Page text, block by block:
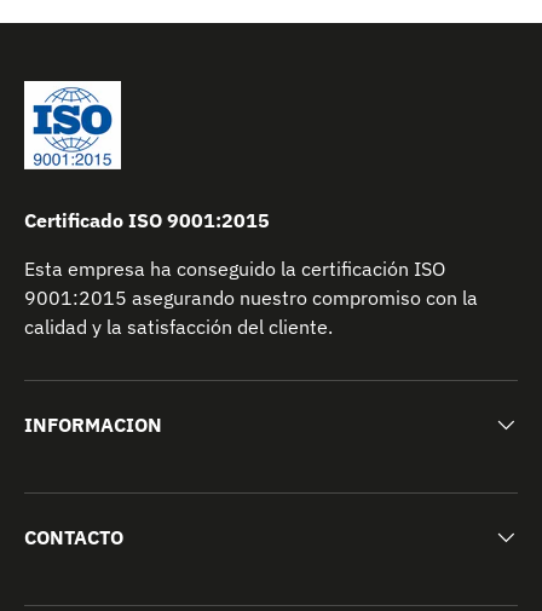
Certificado ISO 9001:2015
Esta empresa ha conseguido la certificación ISO
9001:2015 asegurando nuestro compromiso con la
calidad y la satisfacción del cliente.
INFORMACION
CONTACTO